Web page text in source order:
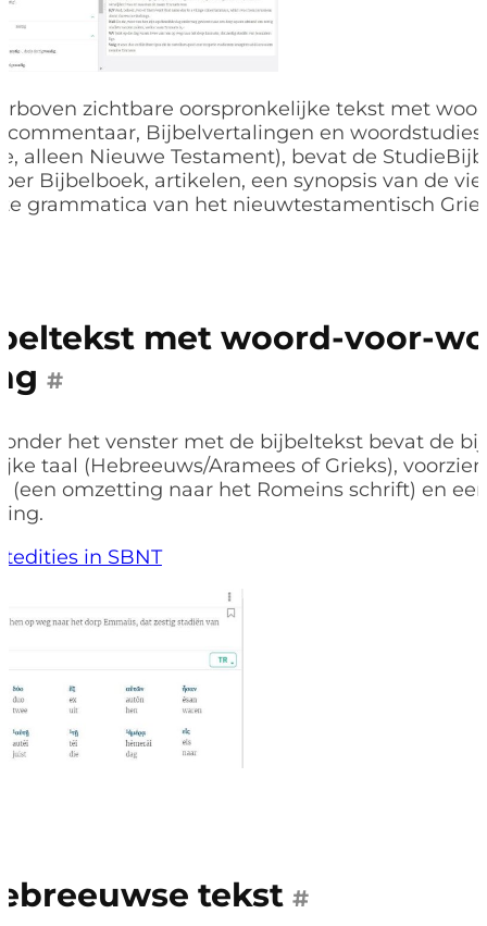
zichtbare oorspronkelijke tekst met
commentaar, Bijbelvertalingen en
alleen Nieuwe Testament), bevat de
Bijbelboek, artikelen, een synopsis van de
grammatica van het nieuwtestamentisch
met woord-voor-
#
het venster met de bijbeltekst bevat de
taal (Hebreeuws/Aramees of Grieks),
(een omzetting naar het Romeins schrift) en
in SBNT
tekst #